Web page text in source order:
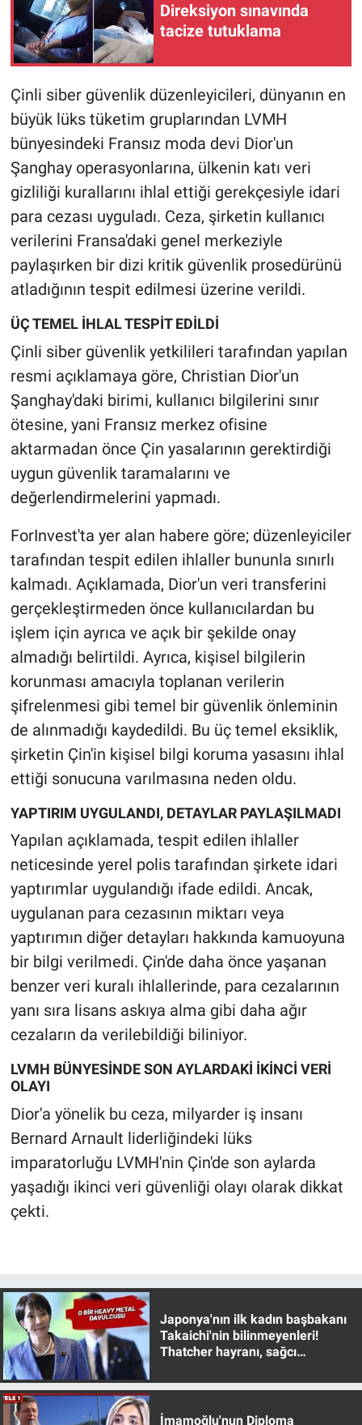
Direksiyon sınavında
tacize tutuklama
Çinli siber güvenlik düzenleyicileri, dünyanın en
büyük lüks tüketim gruplarından LVMH
bünyesindeki Fransız moda devi Dior'un
Şanghay operasyonlarına, ülkenin katı veri
gizliliği kurallarını ihlal ettiği gerekçesiyle idari
para cezası uyguladı. Ceza, şirketin kullanıcı
verilerini Fransa'daki genel merkeziyle
paylaşırken bir dizi kritik güvenlik prosedürünü
atladığının tespit edilmesi üzerine verildi.
ÜÇ TEMEL İHLAL TESPİT EDİLDİ
Çinli siber güvenlik yetkilileri tarafından yapılan
resmi açıklamaya göre, Christian Dior'un
Şanghay'daki birimi, kullanıcı bilgilerini sınır
ötesine, yani Fransız merkez ofisine
aktarmadan önce Çin yasalarının gerektirdiği
uygun güvenlik taramalarını ve
değerlendirmelerini yapmadı.
ForInvest'ta yer alan habere göre; düzenleyiciler
tarafından tespit edilen ihlaller bununla sınırlı
kalmadı. Açıklamada, Dior'un veri transferini
gerçekleştirmeden önce kullanıcılardan bu
işlem için ayrıca ve açık bir şekilde onay
almadığı belirtildi. Ayrıca, kişisel bilgilerin
korunması amacıyla toplanan verilerin
şifrelenmesi gibi temel bir güvenlik önleminin
de alınmadığı kaydedildi. Bu üç temel eksiklik,
şirketin Çin'in kişisel bilgi koruma yasasını ihlal
ettiği sonucuna varılmasına neden oldu.
YAPTIRIM UYGULANDI, DETAYLAR PAYLAŞILMADI
Yapılan açıklamada, tespit edilen ihlaller
neticesinde yerel polis tarafından şirkete idari
yaptırımlar uygulandığı ifade edildi. Ancak,
uygulanan para cezasının miktarı veya
yaptırımın diğer detayları hakkında kamuoyuna
bir bilgi verilmedi. Çin'de daha önce yaşanan
benzer veri kuralı ihlallerinde, para cezalarının
yanı sıra lisans askıya alma gibi daha ağır
cezaların da verilebildiği biliniyor.
LVMH BÜNYESİNDE SON AYLARDAKİ İKİNCİ VERİ
OLAYI
Dior'a yönelik bu ceza, milyarder iş insanı
Bernard Arnault liderliğindeki lüks
imparatorluğu LVMH'nin Çin'de son aylarda
yaşadığı ikinci veri güvenliği olayı olarak dikkat
çekti.
Japonya'nın ilk kadın başbakanı
Takaichi'nin bilinmeyenleri!
Thatcher hayranı, sağcı
İmamoğlu'nun Diploma
Gündem Özel
Günün görüntüsü
Haber
İlan
Kimdir
Koronavirüs
Kültür Sanat
Ne demişti
Nedir
Popüler
Programlar
Sağlık
Spor
Teknoloji
Türkiye'nin Geleceği
Türkiye'nin Gündemi
Yerel Yaşam
Canlı Yayın